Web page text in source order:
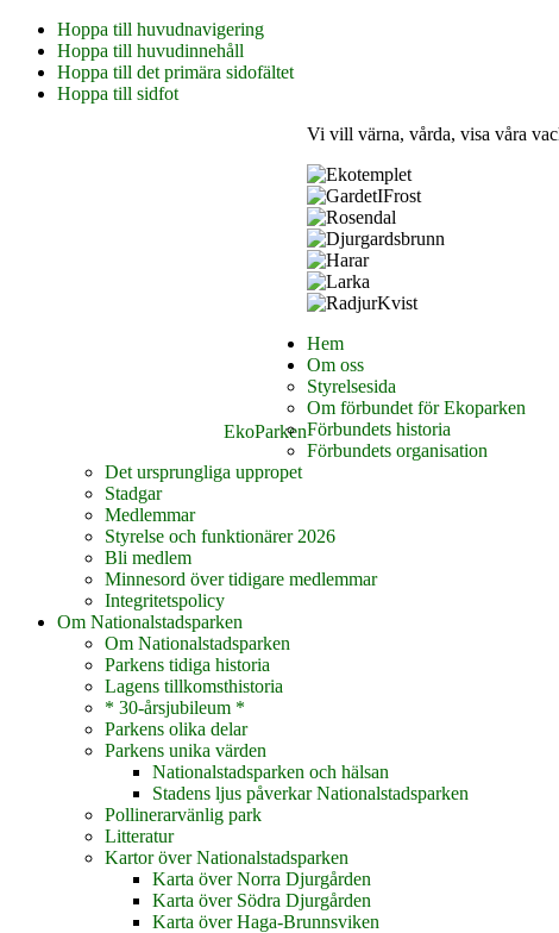
Hoppa till huvudnavigering
Hoppa till huvudinnehåll
Hoppa till det primära sidofältet
Hoppa till sidfot
EkoParken
Vi vill värna, vårda, visa våra
Hem
Om oss
Styrelsesida
Om förbundet för Ekoparken
Förbundets historia
Förbundets organisation
Det ursprungliga uppropet
Stadgar
Medlemmar
Styrelse och funktionärer 2026
Bli medlem
Minnesord över tidigare medlemmar
Integritetspolicy
Om Nationalstadsparken
Om Nationalstadsparken
Parkens tidiga historia
Lagens tillkomsthistoria
* 30-årsjubileum *
Parkens olika delar
Parkens unika värden
Nationalstadsparken och hälsan
Stadens ljus påverkar Nationalstadsparken
Pollinerarvänlig park
Litteratur
Kartor över Nationalstadsparken
Karta över Norra Djurgården
Karta över Södra Djurgården
Karta över Haga-Brunnsviken